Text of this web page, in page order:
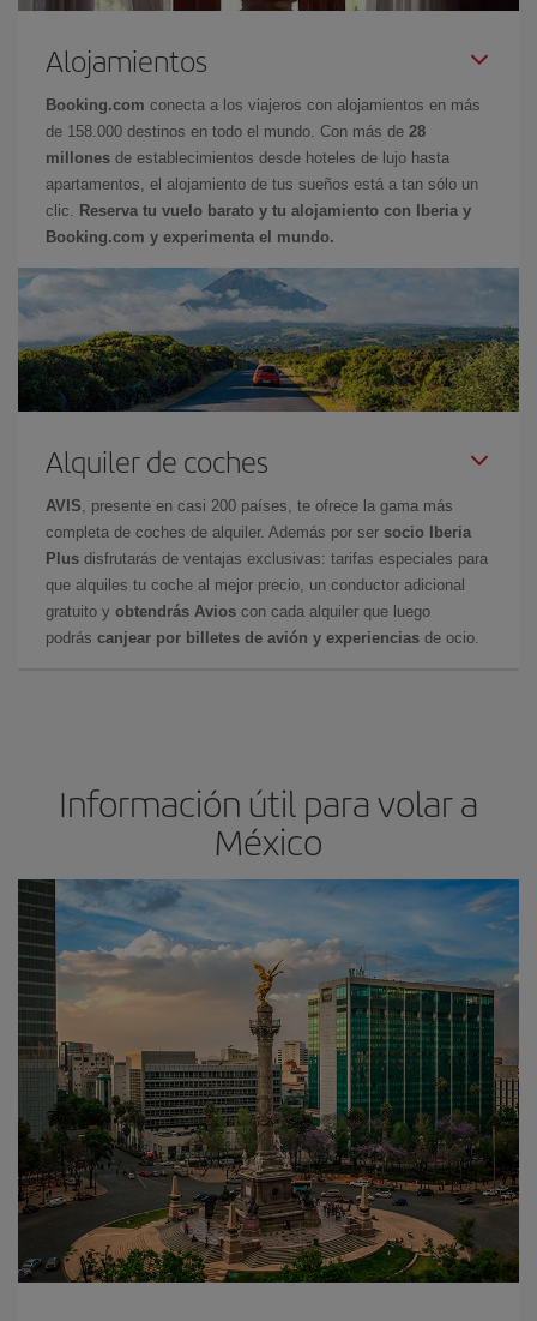
Alojamientos
Booking.com conecta a los viajeros con alojamientos en más
de 158.000 destinos en todo el mundo. Con más de 28
millones de establecimientos desde hoteles de lujo hasta
apartamentos, el alojamiento de tus sueños está a tan sólo un
clic.
Reserva tu vuelo barato y tu alojamiento con Iberia y
Booking.com y experimenta el mundo.
Alquiler de coches
AVIS , presente en casi 200 países, te ofrece la gama más
completa de coches de alquiler. Además por ser socio Iberia
Plus disfrutarás de ventajas exclusivas: tarifas especiales para
que alquiles tu coche al mejor precio, un conductor adicional
gratuito y obtendrás Avios con cada alquiler que luego
podrás canjear por billetes de avión y experiencias de ocio.
Información útil para volar a
México